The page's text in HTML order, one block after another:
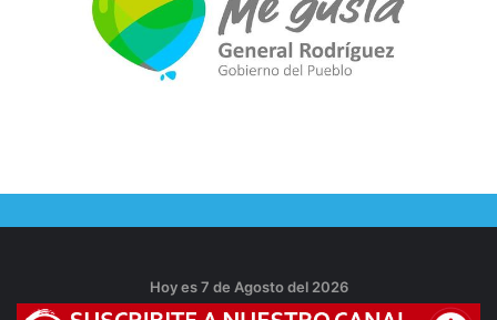
Hoy es 7 de Agosto del 2026